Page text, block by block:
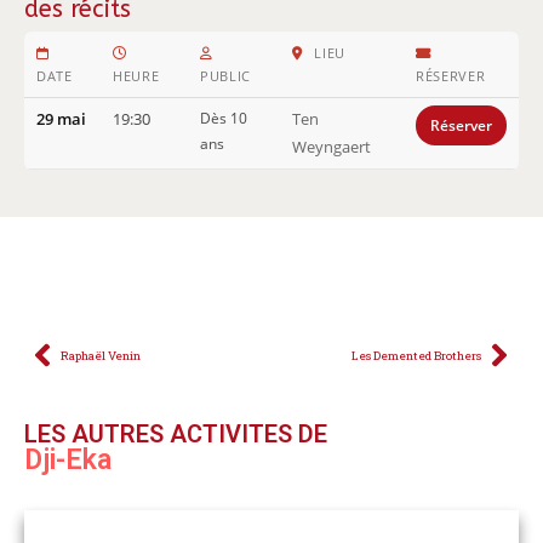
des récits
DATE HEURE PUBLIC
LIEU
RÉSERVER
29 mai 19:30
Dès 10
ans
Ten
Weyngaert
Réserver
Raphaël Venin Les Demented Brothers
LES AUTRES ACTIVITES DE
Dji-Eka